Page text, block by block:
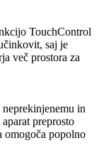
TouchControl
saj je
več prostora za
in
preprosto
omogoča popolno